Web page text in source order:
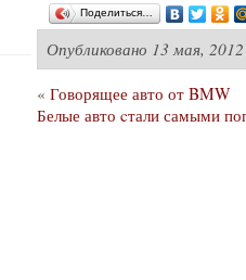
Поделиться…
Опубликовано 13 мая,
« Говорящее авто от BMW
Белые авто cтали самыми